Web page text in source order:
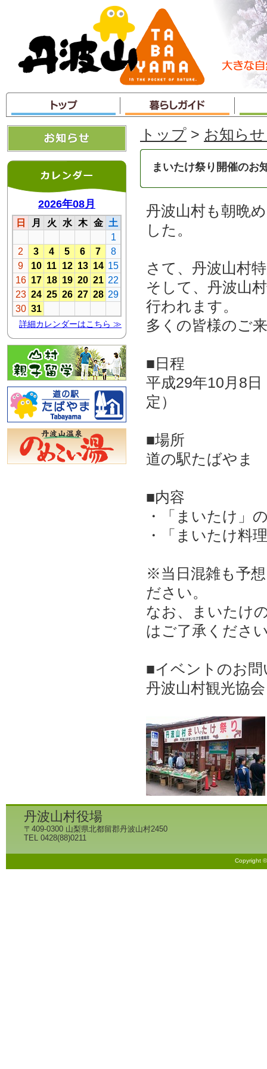
ャ
ン
プ
トップ > お知ら
まいたけ祭り開催のお
丹波山村も朝晩
した。
さて、丹波山村
そして、丹波山
行われます。
多くの皆様のご
■日程
平成29年10月8
定）
■場所
道の駅たばやま
■内容
・「まいたけ」
・「まいたけ料
※当日混雑も予
ださい。
なお、まいたけ
はご了承くださ
■イベントのお
丹波山村観光協
丹波山村役場
〒409-0300 山梨県北都留郡丹波山村2450
TEL 0428(88)0211
Copyright